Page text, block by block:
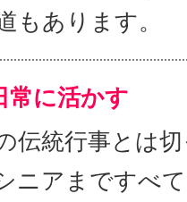
もあります。
常に活かす
伝統行事とは
ニアまですべ